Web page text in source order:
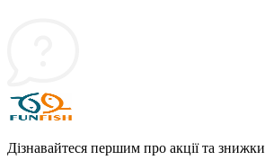
Дізнавайтеся першим про акції та знижки